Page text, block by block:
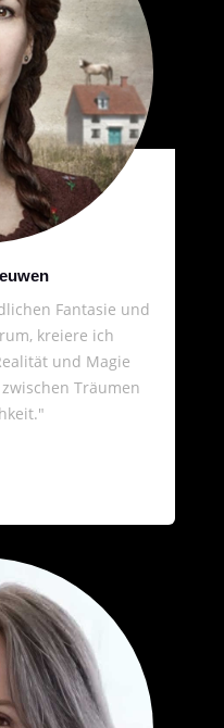
Fantasie und
kreiere ich
und Magie
Träumen